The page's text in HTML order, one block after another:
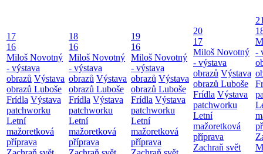
17
16
Miloš Novotný
- výstava
obrazů Výstava
obrazů Luboše
Frídla Výstava
patchworku
Letní
mažoretková
příprava
18
16
Miloš Novotný
- výstava
obrazů Výstava
obrazů Luboše
Frídla Výstava
patchworku
Letní
mažoretková
příprava
19
16
Miloš Novotný
- výstava
obrazů Výstava
obrazů Luboše
Frídla Výstava
patchworku
Letní
mažoretková
příprava
20
17
Miloš Novotný
- výstava
obrazů Výstava
obrazů Luboše
Frídla Výstava
patchworku
Letní
mažoretková
příprava
Zachraň svět
-